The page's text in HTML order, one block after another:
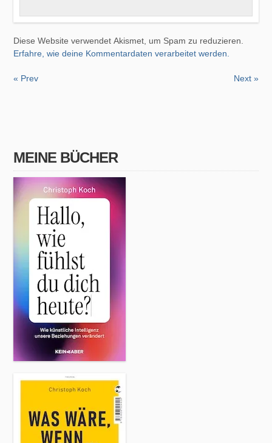
Diese Website verwendet Akismet, um Spam zu reduzieren.
Erfahre, wie deine Kommentardaten verarbeitet werden.
« Prev Next »
MEINE BÜCHER